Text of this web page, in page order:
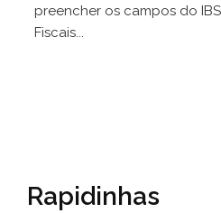
preencher os campos do
Fiscais...
Rapidinhas